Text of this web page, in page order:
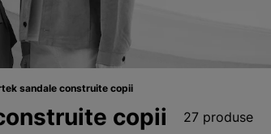
sandale construite copii
copii 27 produse